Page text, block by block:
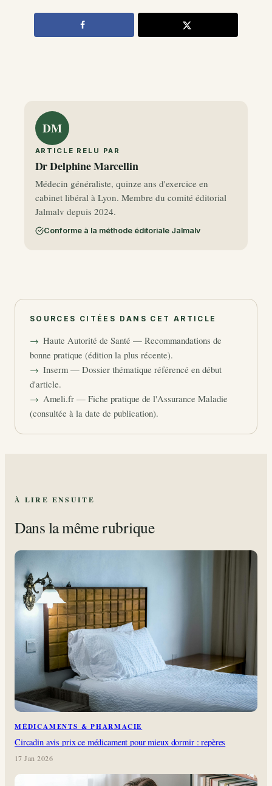
DM
ARTICLE RELU PAR
Dr Delphine Marcellin
Médecin généraliste, quinze ans d'exercice en
cabinet libéral à Lyon. Membre du comité éditorial
Jalmalv depuis 2024.
Conforme à la méthode éditoriale Jalmalv
SOURCES CITÉES DANS CET ARTICLE
Haute Autorité de Santé — Recommandations de
bonne pratique (édition la plus récente).
Inserm — Dossier thématique référencé en début
d'article.
Ameli.fr — Fiche pratique de l'Assurance Maladie
(consultée à la date de publication).
À LIRE ENSUITE
Dans la même rubrique
MÉDICAMENTS & PHARMACIE
Circadin avis prix ce médicament pour mieux dormir : repères
17 Jan 2026